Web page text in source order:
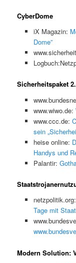
CyberDome
iX Magazin:
Dome”
Sicherheitspaket
www.wiwo.de:
www.ccc.de:
sein
heise online:
Handys und
Palantir:
netzpolitik.org:
Tage mit
Modern Solution: